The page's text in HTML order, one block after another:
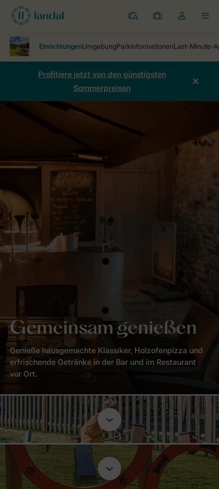
Ferienparks
Meine
Dropdown-
öffnen
Profitiere jetzt von den günstigsten
Sommerpreisen
Ferienpark Aysgarth
Gemeinsam genießen
Genieße hausgemachte Klassiker, Holzofenpizza und
erfrischende Getränke in der Bar und im Restaurant
vor Ort.